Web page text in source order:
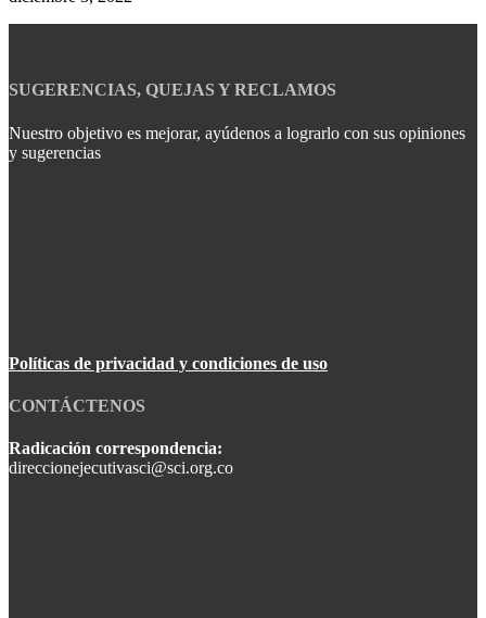
SUGERENCIAS, QUEJAS Y RECLAMOS
Nuestro objetivo es mejorar, ayúdenos a lograrlo con sus opiniones
y sugerencias
Políticas de privacidad y condiciones de uso
CONTÁCTENOS
Radicación correspondencia:
direccionejecutivasci@sci.org.co